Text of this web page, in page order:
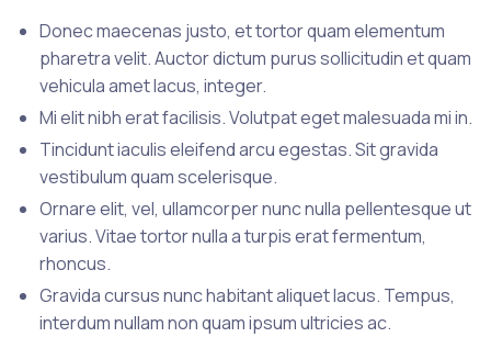
Donec maecenas justo, et tortor quam elementum
pharetra velit. Auctor dictum purus sollicitudin et quam
vehicula amet lacus, integer.
Mi elit nibh erat facilisis. Volutpat eget malesuada mi in.
Tincidunt iaculis eleifend arcu egestas. Sit gravida
vestibulum quam scelerisque.
Ornare elit, vel, ullamcorper nunc nulla pellentesque ut
varius. Vitae tortor nulla a turpis erat fermentum,
rhoncus.
Gravida cursus nunc habitant aliquet lacus. Tempus,
interdum nullam non quam ipsum ultricies ac.